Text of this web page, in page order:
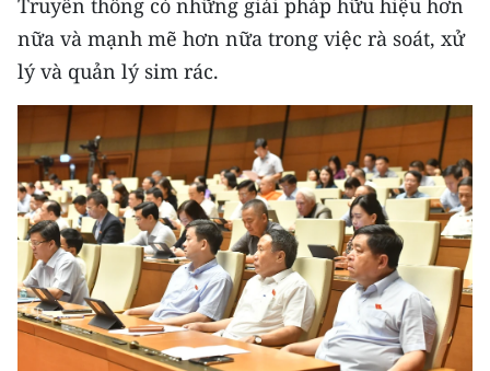
Truyền thông có những giải pháp hữu hiệu hơn
nữa và mạnh mẽ hơn nữa trong việc rà soát, xử
lý và quản lý sim rác.